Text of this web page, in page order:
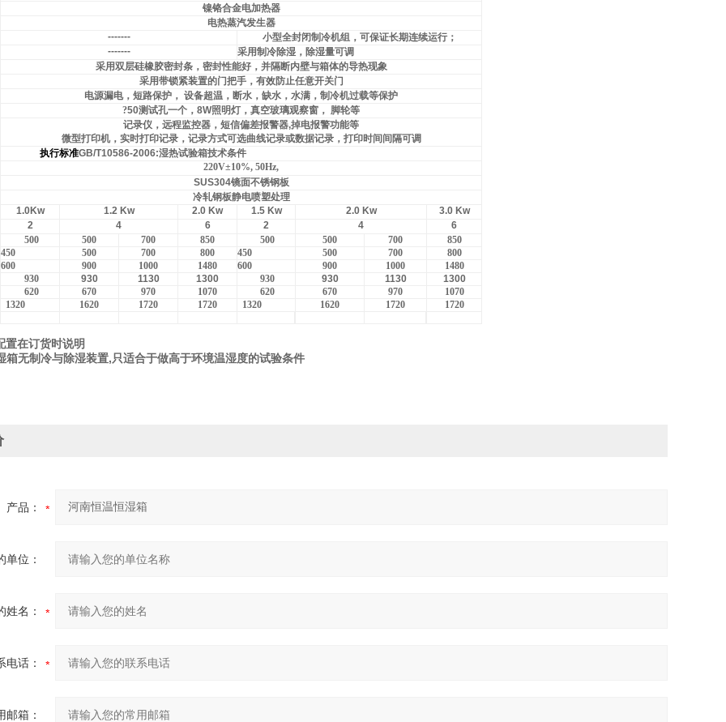
镍铬合金电加热器
电热蒸汽发生器
-------
小型全封闭制冷机组，可保证长期连续运行；
-------
采用制冷除湿，除湿量可调
采用双层硅橡胶密封条，密封性能好，并隔断内壁与箱体的导热现象
采用带锁紧装置的门把手，有效防止任意开关门
电源漏电，短路保护， 设备超温，断水，缺水，水满，制冷机过载等保护
?50测试孔一个， 8W照明灯，真空玻璃观察窗， 脚轮等
记录仪，远程监控器，短信偏差报警器,掉电报警功能等
微型打印机，实时打印记录，记录方式可选曲线记录或数据记录，打印时间间隔可调
执行标准GB/T10586-2006:湿热试验箱技术条件
220V±10%, 50Hz,
SUS304镜面不锈钢板
冷轧钢板静电喷塑处理
1.0Kw 1.2 Kw 2.0 Kw 1.5 Kw 2.0 Kw
3.0 Kw
2 4 6 2 4
6
500 500 700 850 500 500 700
850
450 500 700 800 450 500 700
800
600 900 1000 1480 600 900 1000
1480
930 930 1130 1300 930 930 1130
1300
620 670 970 1070 620 670 970
1070
1320 1620 1720 1720 1320 1620 1720 1720
置在订货时说明
箱无制冷与除湿装置,只适合于做高于环境温湿度的试验条件
产品：
单位：
姓名：
电话：
邮箱：